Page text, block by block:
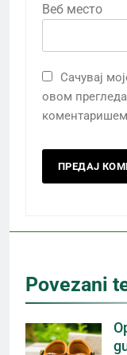
Веб место
Сачувај
овом
Povezani